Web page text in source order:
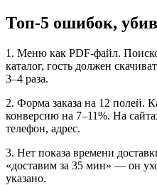
Топ-5 ошибок,
1. Меню как PDF-файл.
каталог, гость должен
3–4 раза.
2. Форма заказа на 12 полей.
конверсию на 7–11%. На
телефон, адрес.
3. Нет показа времени
«доставим за 35 мин» — он
указано.